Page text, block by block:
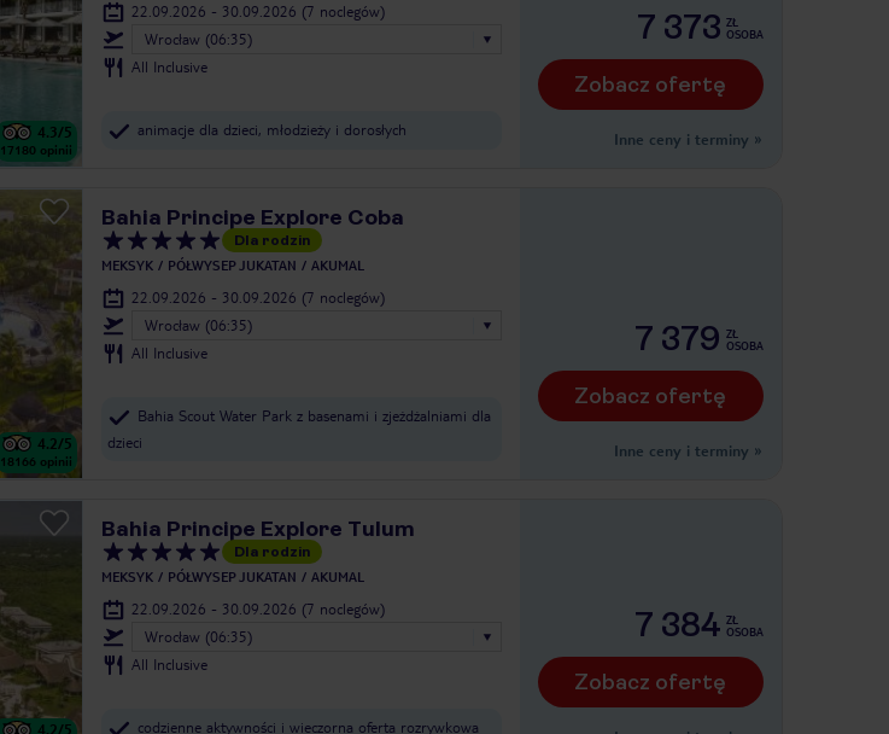
4.3/5
17180 opinii
22.09.2026 - 30.09.2026 (7 noclegów)
Wrocław (06:35)
All Inclusive
animacje dla dzieci, młodzieży i dorosłych
7 373 ZŁ
OSOBA
Zobacz ofertę
Inne ceny i terminy »
4.2/5
18166 opinii
Bahia Principe Explore Coba
Dla rodzin
MEKSYK PÓŁWYSEP JUKATAN AKUMAL
22.09.2026 - 30.09.2026 (7 noclegów)
Wrocław (06:35)
All Inclusive
Bahia Scout Water Park z basenami i zjeżdżalniami dla
dzieci
7 379 ZŁ
OSOBA
Zobacz ofertę
Inne ceny i terminy »
4.2/5
Bahia Principe Explore Tulum
Dla rodzin
MEKSYK PÓŁWYSEP JUKATAN AKUMAL
22.09.2026 - 30.09.2026 (7 noclegów)
Wrocław (06:35)
All Inclusive
codzienne aktywności i wieczorna oferta rozrywkowa
7 384 ZŁ
OSOBA
Zobacz ofertę